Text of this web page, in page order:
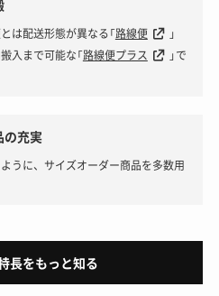
は配送形態が異なる「路線便
」
入まで可能な「路線便プラス
」で
の充実
うに、サイズオーダー商品を多数用
長をもっと知る